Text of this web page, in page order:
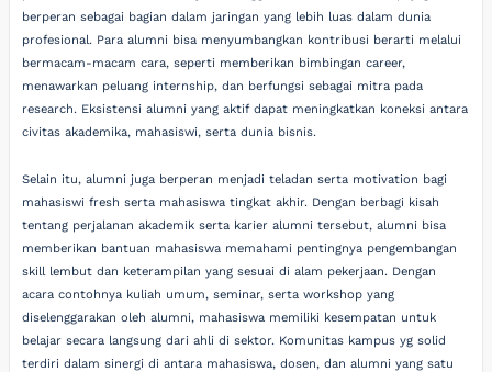
berperan sebagai bagian dalam jaringan yang lebih luas dalam dunia
profesional. Para alumni bisa menyumbangkan kontribusi berarti melalui
bermacam-macam cara, seperti memberikan bimbingan career,
menawarkan peluang internship, dan berfungsi sebagai mitra pada
research. Eksistensi alumni yang aktif dapat meningkatkan koneksi antara
civitas akademika, mahasiswi, serta dunia bisnis.
Selain itu, alumni juga berperan menjadi teladan serta motivation bagi
mahasiswi fresh serta mahasiswa tingkat akhir. Dengan berbagi kisah
tentang perjalanan akademik serta karier alumni tersebut, alumni bisa
memberikan bantuan mahasiswa memahami pentingnya pengembangan
skill lembut dan keterampilan yang sesuai di alam pekerjaan. Dengan
acara contohnya kuliah umum, seminar, serta workshop yang
diselenggarakan oleh alumni, mahasiswa memiliki kesempatan untuk
belajar secara langsung dari ahli di sektor. Komunitas kampus yg solid
terdiri dalam sinergi di antara mahasiswa, dosen, dan alumni yang satu